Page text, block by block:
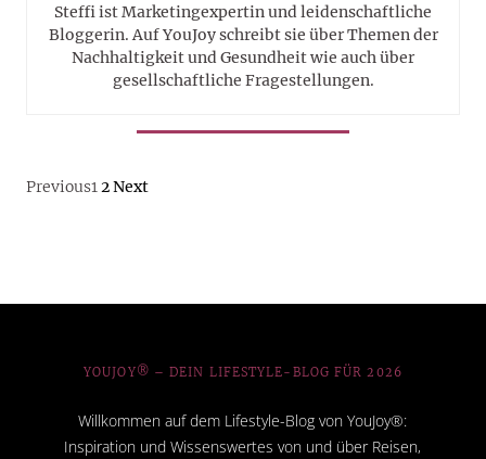
Steffi ist Marketingexpertin und leidenschaftliche
Bloggerin. Auf YouJoy schreibt sie über Themen der
Nachhaltigkeit und Gesundheit wie auch über
gesellschaftliche Fragestellungen.
Previous12Next
YOUJOY® – DEIN LIFESTYLE-BLOG FÜR 2026
Willkommen auf dem Lifestyle-Blog von YouJoy®:
Inspiration und Wissenswertes von und über Reisen,